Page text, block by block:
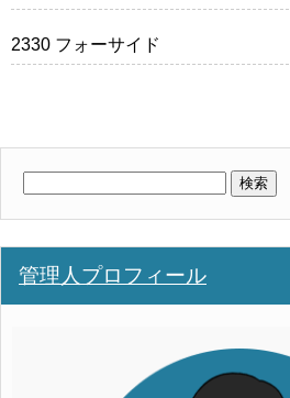
2330 フォーサイド
管理人プロフィール